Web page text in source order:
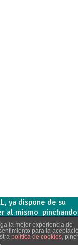
ya dispone de su
al mismo pinchando
de la política de privacidad-
la mejor experiencia de
para la
política de cookies,